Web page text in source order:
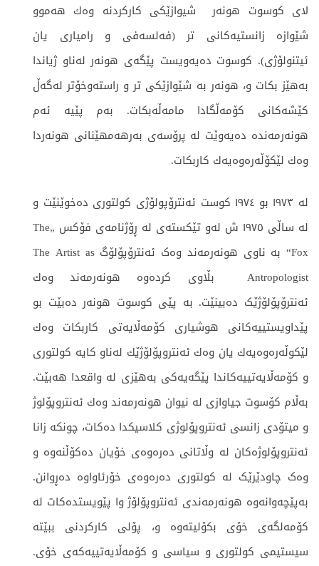
لای كوسوت هونەر شیوازێکی كاركردنە وەك هەموو
شێوازە زانستیەکانی تر (فەلسەفی و رامیاری یان
ئیتنولۆژی). کوسوت دەیەویست پێگەی هونەر لەناو ژیاندا
بەهێز بكات و، هونەر بە شێوازێکی تر و راستەوخۆتر لەگەڵ
كێشەكانی کۆمەڵگادا مامەڵەبکات. بەم پێیە ئەم
هونەرمەندە دەیەوێت لە پرۆسەی بەرهەمهێنانی هونەردا
وەك لێكۆڵەرەوەیەك كاربكات.
لە ١٩٧٣ بو ١٩٧٤ كوست ئەنترۆپولۆژی كولتوری دەخوێنێت و
لە ساڵی ١٩٧٥ ش لەو تێکستەی لە ڕۆژنامەی فۆکس „The
Fox“ بە ناوی هونەرمەند وەک ئەنترۆپۆلۆگ The Artist as
Antropologist بڵاوی کردەوە هونەرمەند وەك
ئەنترۆپۆلۆژێک دەبینێت. بە پێی كوسوت هونەر دەبێت بو
پێداویستییەكانی هوشیاری كۆمەڵایەتی كاربكات وەك
لێكوڵەرەوەیەك یان وەك ئەنتروپۆلۆژێك لەناو کایە کولتوری
و کۆمەڵایەتییەکاندا پێگەیەکی بەهێزی لە واقعدا هەبێت.
بەڵام کۆسوت جیاوازی لە نیوان هونەرمەند وەك ئەنتروپۆلوژ
و میتۆدی زانسی ئەنتروپۆلوژی كلاسیكدا دەكات، چونکە زانا
ئەنتروپۆلوژەكان لە وڵاتانی دەرەوەی خۆیان دەكۆڵنەوە و
وەک چاودێرێک لە کولتوری دەرەوەی خۆرئاواوە دەڕوانن.
بەپێچەوانەوە هونەرمەندی ئەنتروپۆلۆژ وا پێویستدەکات لە
كۆمەلگەی خۆی بکۆلیتەوە و، پۆلی کارکردنی ببێتە
سیستیمی کولتوری و سیاسی و كۆمەڵایەتییەکەی خۆی.